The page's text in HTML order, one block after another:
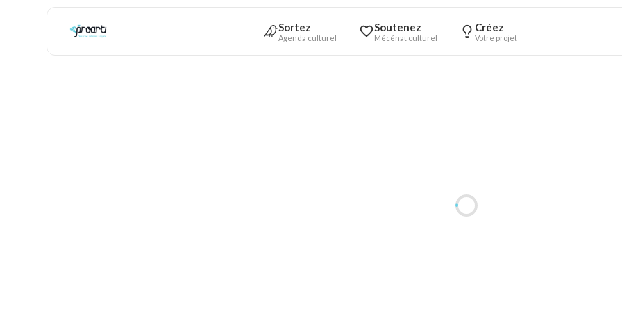
Sortez
Agenda culturel
Soutenez
Mécénat culturel
Créez
Votre projet